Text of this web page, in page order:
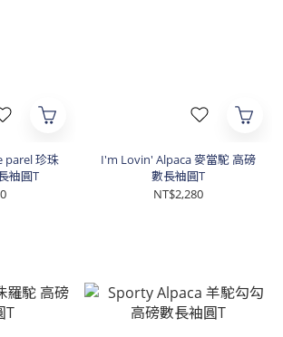
parel 珍珠
袖圓T
I'm Lovin' Alpaca 麥當駝 高磅
數長袖圓T
NT$2,280